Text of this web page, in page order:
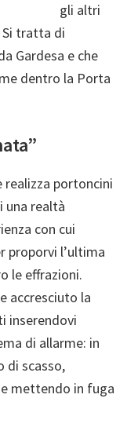
gli altri
Si tratta di
Gardesa e che
dentro la Porta
realizza portoncini
una realtà
con cui
proporvi l’ultima
le effrazioni.
accresciuto la
inserendovi
di allarme: in
di scasso,
mettendo in fuga